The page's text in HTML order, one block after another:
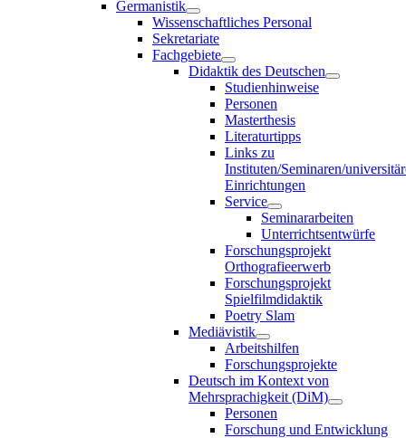
Germanistik
Wissenschaftliches Personal
Sekretariate
Fachgebiete
Didaktik des Deutschen
Studienhinweise
Personen
Masterthesis
Literaturtipps
Links zu
Instituten/Seminaren/
Einrichtungen
Service
Seminararbeiten
Unterrichtsentwürfe
Forschungsprojekt
Orthografieerwerb
Forschungsprojekt
Spielfilmdidaktik
Poetry Slam
Mediävistik
Arbeitshilfen
Forschungsprojekte
Deutsch im Kontext von
Mehrsprachigkeit (DiM)
Personen
Forschung und Entwicklung